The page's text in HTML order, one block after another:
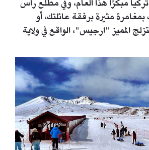
مبكرًا هذا العام، وفي مطلع رأس
بمغامرة مثيرة برفقة عائلتك، أو
المميز "ارجيس"، الواقع في ولاية